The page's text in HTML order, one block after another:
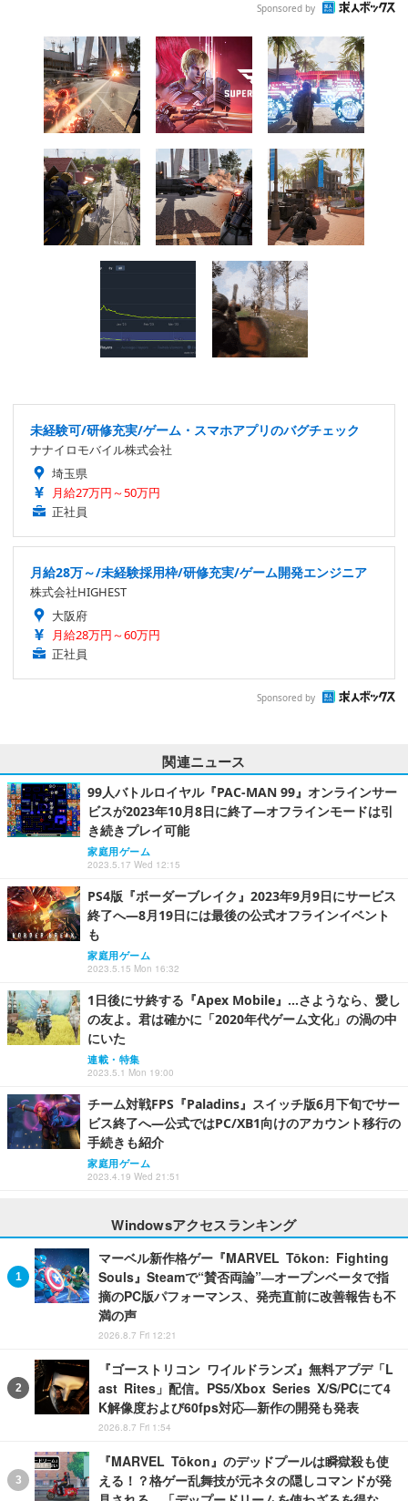
Sponsored by
未経験可/研修充実/ゲーム・スマホアプリのバグチェック
ナナイロモバイル株式会社
埼玉県
月給27万円～50万円
正社員
月給28万～/未経験採用枠/研修充実/ゲーム開発エンジニア
株式会社HIGHEST
大阪府
月給28万円～60万円
正社員
Sponsored by
関連ニュース
99人バトルロイヤル『PAC-MAN 99』オンラインサー
ビスが2023年10月8日に終了―オフラインモードは引
き続きプレイ可能
家庭用ゲーム
2023.5.17 Wed 12:15
PS4版『ボーダーブレイク』2023年9月9日にサービス
終了へ―8月19日には最後の公式オフラインイベント
も
家庭用ゲーム
2023.5.15 Mon 16:32
1日後にサ終する『Apex Mobile』…さようなら、愛し
の友よ。君は確かに「2020年代ゲーム文化」の渦の中
にいた
連載・特集
2023.5.1 Mon 19:00
チーム対戦FPS『Paladins』スイッチ版6月下旬でサー
ビス終了へ―公式ではPC/XB1向けのアカウント移行の
手続きも紹介
家庭用ゲーム
2023.4.19 Wed 21:51
Windowsアクセスランキング
マーベル新作格ゲー『MARVEL Tōkon: Fighting
Souls』Steamで“賛否両論”―オープンベータで指
摘のPC版パフォーマンス、発売直前に改善報告も不
満の声
2026.8.7 Fri 12:21
『ゴーストリコン ワイルドランズ』無料アプデ「L
ast Rites」配信。PS5/Xbox Series X/S/PCにて4
K解像度および60fps対応―新作の開発も発表
2026.8.7 Fri 1:54
『MARVEL Tōkon』のデッドプールは瞬獄殺も使
える！？格ゲー乱舞技が元ネタの隠しコマンドが発